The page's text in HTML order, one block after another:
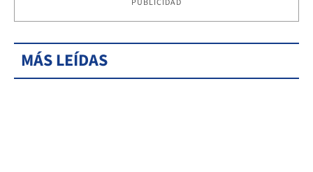
PUBLICIDAD
MÁS LEÍDAS